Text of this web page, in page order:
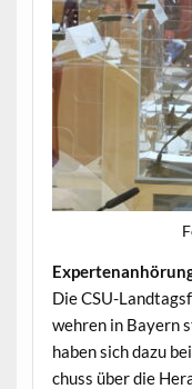
Die CSU-
wehren in Bay­ern
haben sich dazu
chuss über die